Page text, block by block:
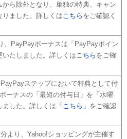
から除外となり、単独の特典、キャン
ました。詳しくはこちら をご確認く
、PayPayボーナスは「PayPayポイン
いたしました。詳しくはこちら をご確
ステップにおいて特典として付
ーナスの「最短の付与日」を「水曜
ました。詳しくは 「こちら」 をご確認
より、Yahoo!ショッピングが主催す